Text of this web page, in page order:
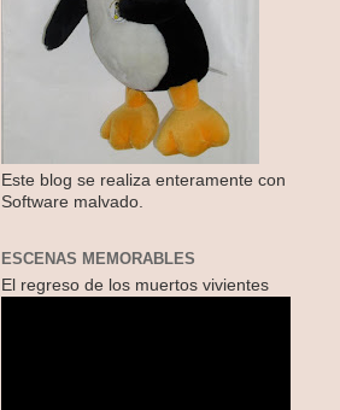
Este blog se realiza enteramente con
Software malvado.
ESCENAS MEMORABLES
El regreso de los muertos vivientes